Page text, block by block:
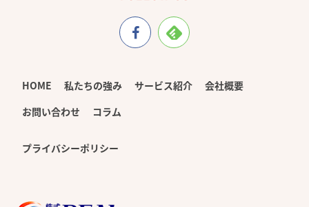
HOME 私たちの強み サービス紹介
会社概要
お問い合わせ
コラム
プライバシーポリシー